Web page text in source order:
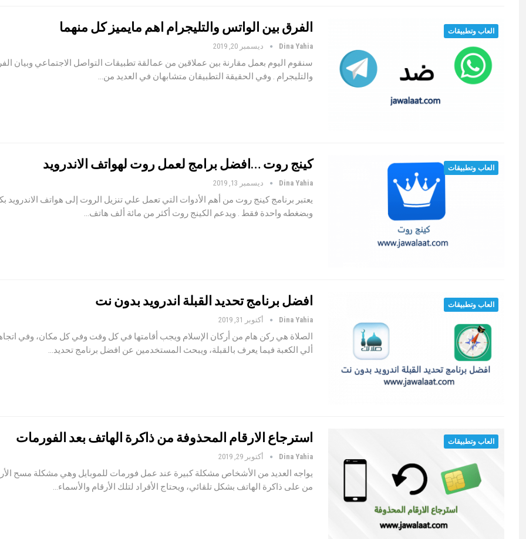
العاب وتطبيقات الفرق بين الواتس والتليجرام اهم مايميز كل منهما
Dina Yahia ديسمبر 20, 2019
سنقوم اليوم بعمل مقارنة بين عملاقين من عمالقة تطبيقات التواصل الاجتماعي وبيان
والتليجرام . وفي الحقيقة التطبيقان متشابهان في العديد من…
العاب وتطبيقات كينج روت …افضل برامج لعمل روت لهواتف الاندرويد
Dina Yahia ديسمبر 13, 2019
يعتبر برنامج كينج روت من أهم الأدوات التي تعمل علي تنزيل الروت إلى هواتف الاندرويد
وبضغطه واحدة فقط . ويدعم الكينج روت أكثر من مائة ألف هاتف…
العاب وتطبيقات افضل برنامج تحديد القبلة اندرويد بدون نت
Dina Yahia أكتوبر 31, 2019
الصلاة هي ركن هام من أركان الإسلام ويجب أقامتها في كل وقت وفي كل مكان، وفي
ألي الكعبة فيما يعرف بالقبلة، ويبحث المستخدمين عن افضل برنامج تحديد…
العاب وتطبيقات استرجاع الارقام المحذوفة من ذاكرة الهاتف بعد الفورمات
Dina Yahia أكتوبر 29, 2019
يواجه العديد من الأشخاص مشكلة كبيرة عند عمل فورمات للموبايل وهي مشكلة مسح
من على ذاكرة الهاتف بشكل تلقائي، ويحتاج الأفراد لتلك الأرقام والأسماء…